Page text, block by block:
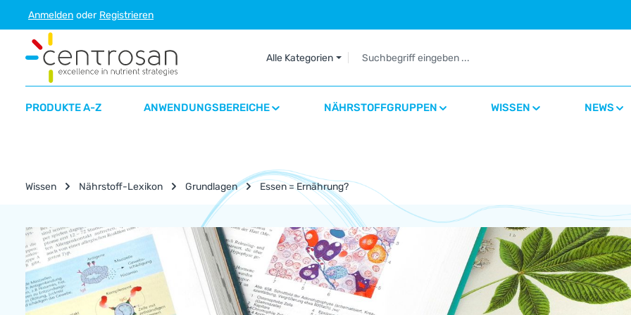
Hauptinhalt springen
Zur Suche springen
Zur Hauptnavigation springen
Anmelden oder Registrieren
Alle Kategorien
PRODUKTE A-Z ANWENDUNGSBEREICHE NÄHRSTOFFGRUPPEN WISSEN NEWS
Wissen Nährstoff-Lexikon Grundlagen Essen = Ernährung?
Nährstoff-Lexikon